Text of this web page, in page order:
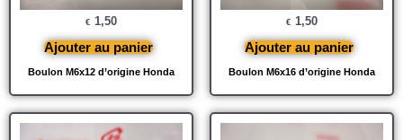
Boulon M6x12 d’origine Honda
€ 1,50
Ajouter au panier
Boulon M6x16 d’origine Honda
€ 1,50
Ajouter au panier